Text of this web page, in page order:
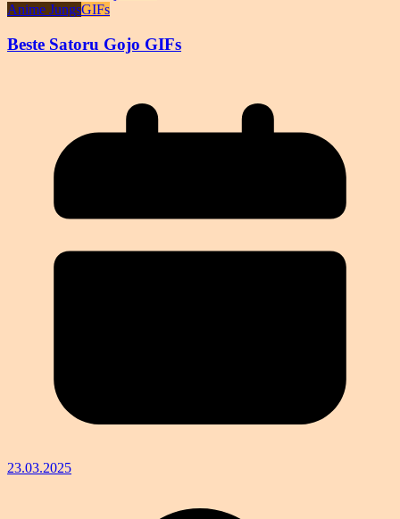
Anime JungsGIFs
Beste Satoru Gojo GIFs
23.03.2025